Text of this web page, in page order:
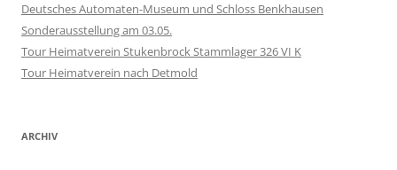
Deutsches Automaten-Museum und Schloss Benkhausen
Sonderausstellung am 03.05.
Tour Heimatverein Stukenbrock Stammlager 326 VI K
Tour Heimatverein nach Detmold
ARCHIV